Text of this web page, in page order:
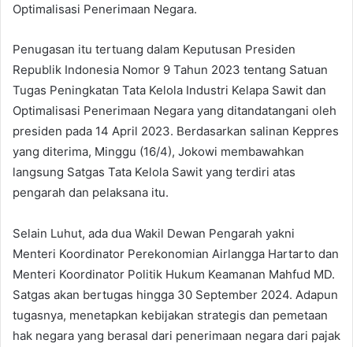
Optimalisasi Penerimaan Negara.
Penugasan itu tertuang dalam Keputusan Presiden
Republik Indonesia Nomor 9 Tahun 2023 tentang Satuan
Tugas Peningkatan Tata Kelola Industri Kelapa Sawit dan
Optimalisasi Penerimaan Negara yang ditandatangani oleh
presiden pada 14 April 2023. Berdasarkan salinan Keppres
yang diterima, Minggu (16/4), Jokowi membawahkan
langsung Satgas Tata Kelola Sawit yang terdiri atas
pengarah dan pelaksana itu.
Selain Luhut, ada dua Wakil Dewan Pengarah yakni
Menteri Koordinator Perekonomian Airlangga Hartarto dan
Menteri Koordinator Politik Hukum Keamanan Mahfud MD.
Satgas akan bertugas hingga 30 September 2024. Adapun
tugasnya, menetapkan kebijakan strategis dan pemetaan
hak negara yang berasal dari penerimaan negara dari pajak